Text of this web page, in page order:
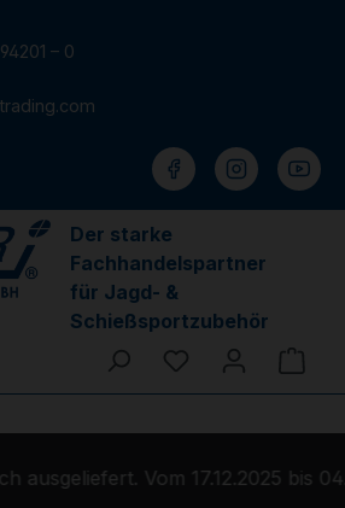
– 0
Der starke
Fachhandelspartner
für Jagd- &
Schießsportzubehör
Du hast 0
Vom 17.12.2025 bis